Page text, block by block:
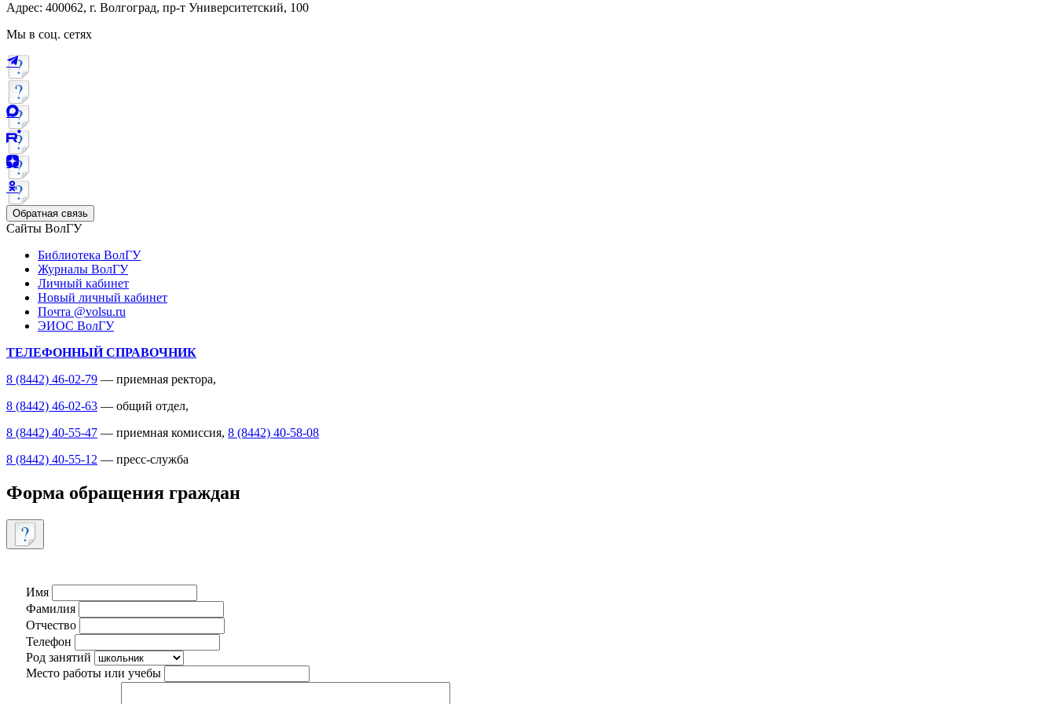
Адрес: 400062, г. Волгоград, пр-т Университетский, 100
Мы в соц. сетях
Обратная связь
Сайты ВолГУ
Библиотека ВолГУ
Журналы ВолГУ
Личный кабинет
Новый личный кабинет
Почта @volsu.ru
ЭИОС ВолГУ
ТЕЛЕФОННЫЙ СПРАВОЧНИК
8 (8442) 46-02-79 — приемная ректора,
8 (8442) 46-02-63 — общий отдел,
8 (8442) 40-55-47 — приемная комиссия, 8 (8442) 40-58-08
8 (8442) 40-55-12 — пресс-служба
Форма обращения граждан
Имя
Фамилия
Отчество
Телефон
Род занятий
Место работы или учебы